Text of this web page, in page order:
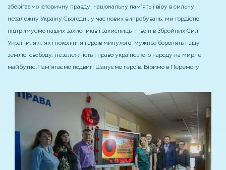
зберігаємо історичну правду, національну пам’ять і віру в сильну,
незалежну Україну.Сьогодні, у час нових випробувань, ми гордістю
підтримуємо наших захисників і захисниць — воїнів Збройних Сил
України, які, як і покоління героїв минулого, мужньо боронять нашу
землю, свободу, незалежність і право українського народу на мирне
майбутнє.Пам’ятаємо подвиг. Шануємо героїв. Віримо в Перемогу